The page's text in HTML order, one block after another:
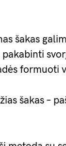
šakas
formuoti
šakas –